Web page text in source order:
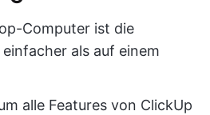
Computer ist die
als auf einem
alle Features von ClickUp